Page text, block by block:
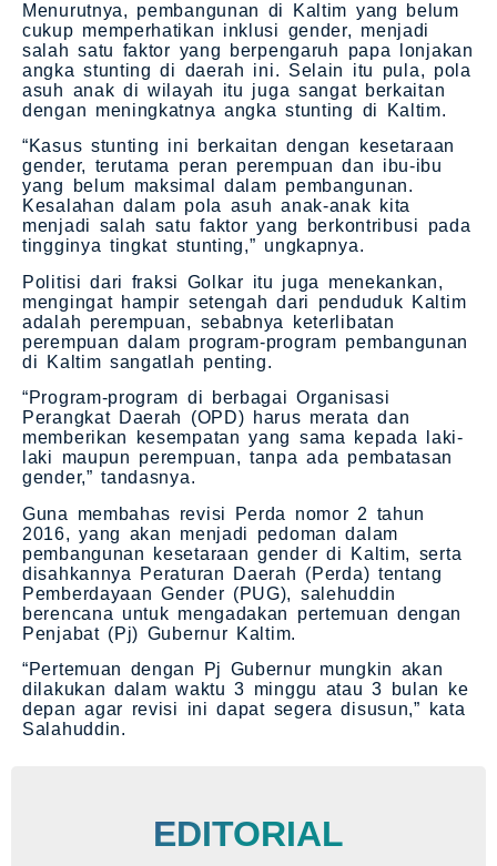
Menurutnya, pembangunan di Kaltim yang belum
cukup memperhatikan inklusi gender, menjadi
salah satu faktor yang berpengaruh papa lonjakan
angka stunting di daerah ini. Selain itu pula, pola
asuh anak di wilayah itu juga sangat berkaitan
dengan meningkatnya angka stunting di Kaltim.
“Kasus stunting ini berkaitan dengan kesetaraan
gender, terutama peran perempuan dan ibu-ibu
yang belum maksimal dalam pembangunan.
Kesalahan dalam pola asuh anak-anak kita
menjadi salah satu faktor yang berkontribusi pada
tingginya tingkat stunting,” ungkapnya.
Politisi dari fraksi Golkar itu juga menekankan,
mengingat hampir setengah dari penduduk Kaltim
adalah perempuan, sebabnya keterlibatan
perempuan dalam program-program pembangunan
di Kaltim sangatlah penting.
“Program-program di berbagai Organisasi
Perangkat Daerah (OPD) harus merata dan
memberikan kesempatan yang sama kepada laki-
laki maupun perempuan, tanpa ada pembatasan
gender,” tandasnya.
Guna membahas revisi Perda nomor 2 tahun
2016, yang akan menjadi pedoman dalam
pembangunan kesetaraan gender di Kaltim, serta
disahkannya Peraturan Daerah (Perda) tentang
Pemberdayaan Gender (PUG), salehuddin
berencana untuk mengadakan pertemuan dengan
Penjabat (Pj) Gubernur Kaltim.
“Pertemuan dengan Pj Gubernur mungkin akan
dilakukan dalam waktu 3 minggu atau 3 bulan ke
depan agar revisi ini dapat segera disusun,” kata
Salahuddin.
EDITORIAL